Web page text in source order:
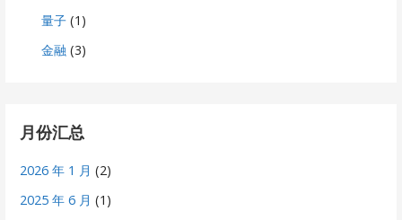
量子 (1)
金融 (3)
月份汇总
2026 年 1 月 (2)
2025 年 6 月 (1)